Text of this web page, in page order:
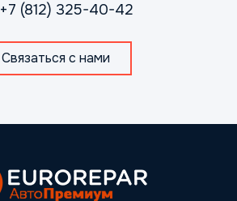
+7 (812) 325-40-42
Связаться с нами